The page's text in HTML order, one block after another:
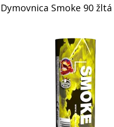
Dymovnica Smoke 90 žltá